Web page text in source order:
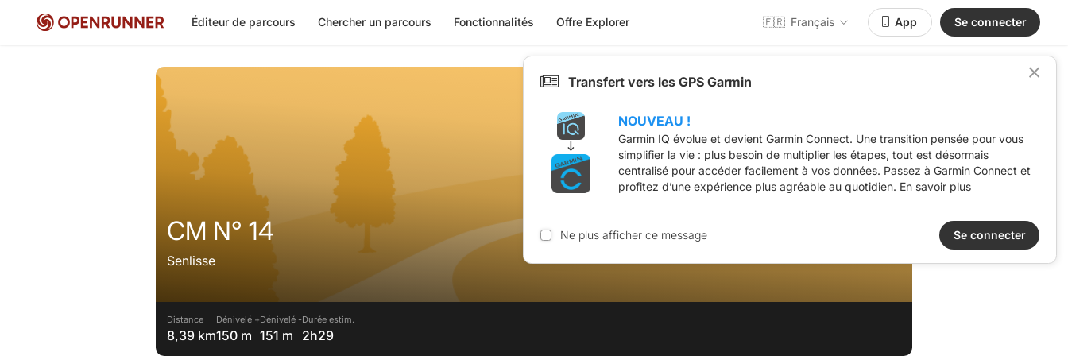
Éditeur de parcours Chercher un parcours Fonctionnalités Offre Explorer 🇫🇷 Français App Se connecter
CM N° 14
Senlisse
Distance
8,39 km
Dénivelé +
150 m
Dénivelé -
151 m
Durée estim.
2h29
Transfert vers les GPS Garmin
NOUVEAU !
Garmin IQ évolue et devient Garmin Connect. Une transition pensée pour vous
simplifier la vie : plus besoin de multiplier les étapes, tout est désormais
centralisé pour accéder facilement à vos données. Passez à Garmin Connect et
profitez d’une expérience plus agréable au quotidien. En savoir plus
Ne plus afficher ce message Se connecter